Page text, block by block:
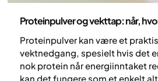
Proteinpulver og vekttap: når,
Proteinpulver kan være et
vektnedgang, spesielt hvis det
nok protein når energiinntaket
kan det fungere som et enkelt